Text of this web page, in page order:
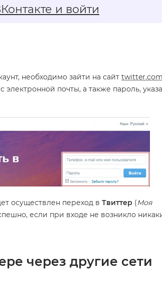
и войти
необходимо зайти на сайт twitter.com
электронной почты, а также пароль,
осуществлен переход в Твиттер (Моя
если при входе не возникло
через другие сети